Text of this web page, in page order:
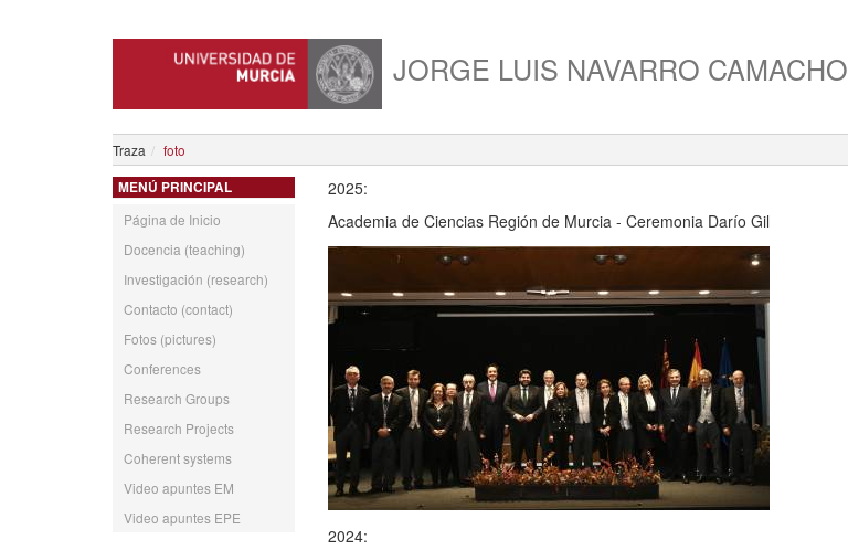
JORGE LUIS NAVARRO CAMACHO
Traza
foto
MENÚ PRINCIPAL
Página de Inicio
Docencia (teaching)
Investigación (research)
Contacto (contact)
Fotos (pictures)
Conferences
Research Groups
Research Projects
Coherent systems
Video apuntes EM
Video apuntes EPE
2025:
Academia de Ciencias Región de Murcia - Ceremonia Darío Gil
2024: